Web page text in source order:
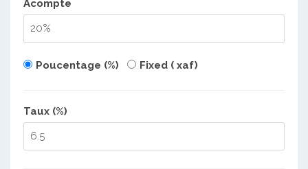
Acompte
Poucentage (%) Fixed ( xaf)
Taux (%)